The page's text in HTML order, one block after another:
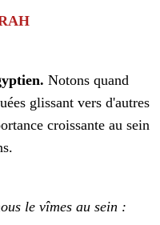
Notons quand
glissant vers d'autres
croissante au sein
le vîmes au sein :